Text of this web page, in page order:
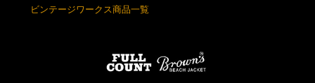
ビンテージワークス商品一覧